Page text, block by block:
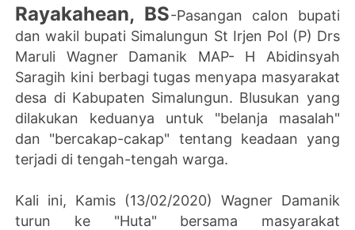
Rayakahean, BS-Pasangan calon bupati
dan wakil bupati Simalungun St Irjen Pol (P) Drs
Maruli Wagner Damanik MAP- H Abidinsyah
Saragih kini berbagi tugas menyapa masyarakat
desa di Kabupaten Simalungun. Blusukan yang
dilakukan keduanya untuk "belanja masalah"
dan "bercakap-cakap" tentang keadaan yang
terjadi di tengah-tengah warga.
Kali ini, Kamis (13/02/2020) Wagner Damanik
turun ke "Huta" bersama masyarakat